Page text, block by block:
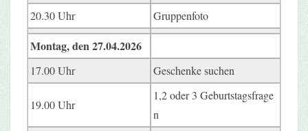
20.30 Uhr Gruppenfoto
Montag, den 27.04.2026
17.00 Uhr Geschenke suchen
19.00 Uhr
1,2 oder 3 Geburtstagsfrage
n